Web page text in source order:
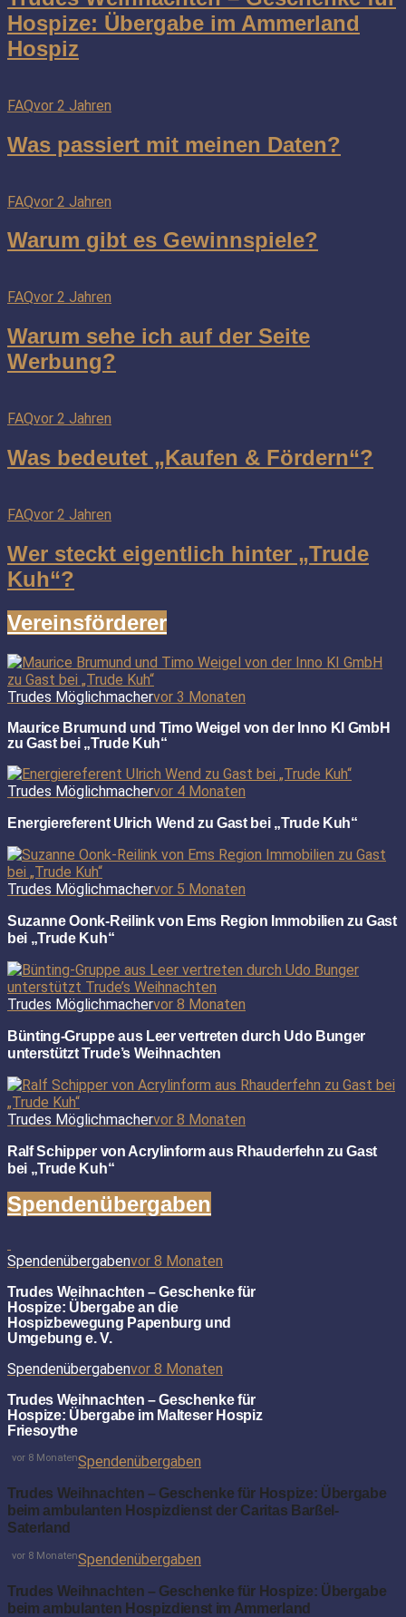
Hospize: Übergabe im Ammerland
Hospiz
FAQvor 2 Jahren
Was passiert mit meinen Daten?
FAQvor 2 Jahren
Warum gibt es Gewinnspiele?
FAQvor 2 Jahren
Warum sehe ich auf der Seite
Werbung?
FAQvor 2 Jahren
Was bedeutet „Kaufen & Fördern“?
FAQvor 2 Jahren
Wer steckt eigentlich hinter „Trude
Kuh“?
Vereinsförderer
Trudes Möglichmachervor 3 Monaten
Maurice Brumund und Timo Weigel von der Inno KI GmbH
zu Gast bei „Trude Kuh“
Trudes Möglichmachervor 4 Monaten
Energiereferent Ulrich Wend zu Gast bei „Trude Kuh“
Trudes Möglichmachervor 5 Monaten
Suzanne Oonk-Reilink von Ems Region Immobilien zu Gast
bei „Trude Kuh“
Trudes Möglichmachervor 8 Monaten
Bünting-Gruppe aus Leer vertreten durch Udo Bunger
unterstützt Trude’s Weihnachten
Trudes Möglichmachervor 8 Monaten
Ralf Schipper von Acrylinform aus Rhauderfehn zu Gast
bei „Trude Kuh“
Spendenübergaben
Spendenübergabenvor 8 Monaten
Trudes Weihnachten – Geschenke für
Hospize: Übergabe an die
Hospizbewegung Papenburg und
Umgebung e. V.
Spendenübergabenvor 8 Monaten
Trudes Weihnachten – Geschenke für
Hospize: Übergabe im Malteser Hospiz
Friesoythe
Spendenübergaben
vor 8 Monaten
Trudes Weihnachten – Geschenke für Hospize: Übergabe
beim ambulanten Hospizdienst der Caritas Barßel-
Saterland
Spendenübergaben
vor 8 Monaten
Trudes Weihnachten – Geschenke für Hospize: Übergabe
beim ambulanten Hospizdienst im Ammerland